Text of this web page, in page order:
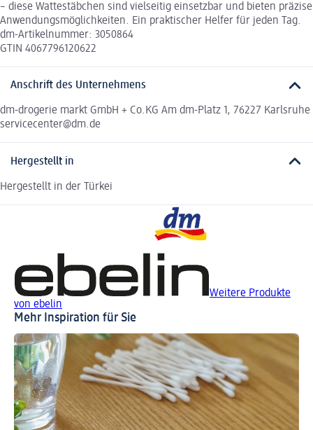
– diese Wattestäbchen sind vielseitig einsetzbar und bieten präzise
Anwendungsmöglichkeiten. Ein praktischer Helfer für jeden Tag.
dm-Artikelnummer: 3050864
GTIN 4067796120622
Anschrift des Unternehmens
dm-drogerie markt GmbH + Co.KG Am dm-Platz 1, 76227 Karlsruhe
servicecenter@dm.de
Hergestellt in
Hergestellt in der Türkei
Weitere Produkte
von ebelin
Mehr Inspiration für Sie